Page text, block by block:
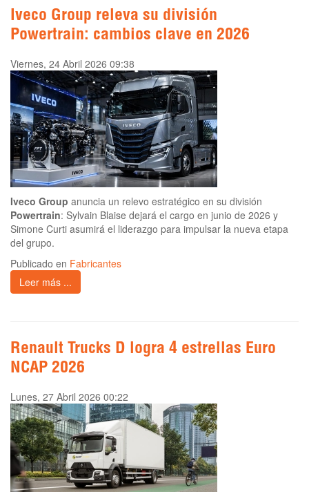
Iveco Group releva su división
Powertrain: cambios clave en 2026
Viernes, 24 Abril 2026 09:38
Iveco Group anuncia un relevo estratégico en su división
Powertrain: Sylvain Blaise dejará el cargo en junio de 2026 y
Simone Curti asumirá el liderazgo para impulsar la nueva etapa
del grupo.
Publicado en Fabricantes
Leer más ...
Renault Trucks D logra 4 estrellas Euro
NCAP 2026
Lunes, 27 Abril 2026 00:22